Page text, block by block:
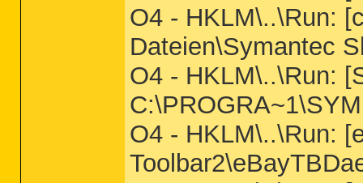
O4 - HKLM\..\Run:
Dateien\Symantec
O4 - HKLM\..\Run:
O4 - HKLM\..\Run: